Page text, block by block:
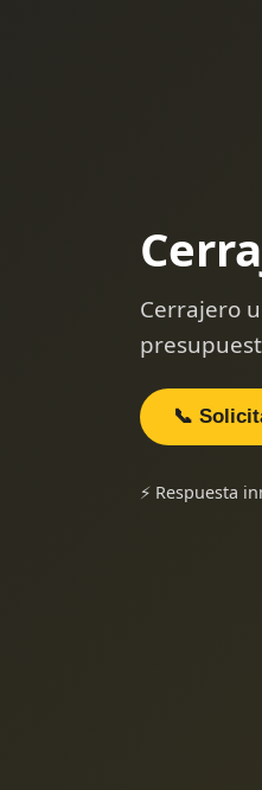
Cerrajero
📞
⚡ Respuesta